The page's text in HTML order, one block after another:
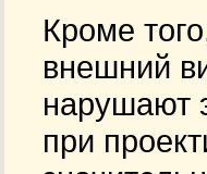
Кроме
внешний
нарушают
при